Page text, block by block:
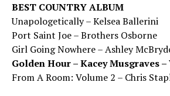
BEST COUNTRY ALBUM
Unapologetically – Kelsea Ballerini
Port Saint Joe – Brothers Osborne
Girl Going Nowhere – Ashley
Golden Hour – Kacey Musgraves –
From A Room: Volume 2 – Chris